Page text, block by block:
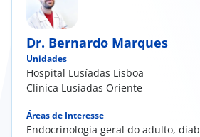
Dr. Bernardo Marques
Unidades
Hospital Lusíadas Lisboa
Clínica Lusíadas Oriente
Áreas de Interesse
Endocrinologia geral do adulto,